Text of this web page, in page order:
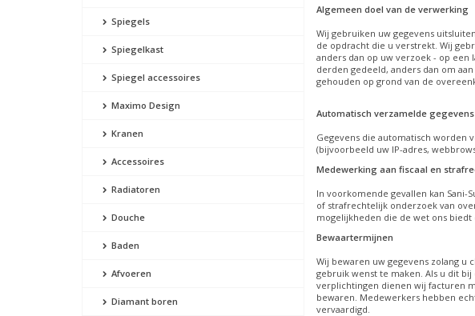
Spiegels
Spiegelkast
Spiegel accessoires
Maximo Design
Kranen
Accessoires
Radiatoren
Douche
Baden
Afvoeren
Diamant boren
Algemeen doel van de verwerking
Wij gebruiken uw gegevens
de opdracht die u verstrekt. Wij
anders dan op uw verzoek - op
derden gedeeld, anders dan om
gehouden op grond van de
Automatisch verzamelde gegevens
Gegevens die automatisch
(bijvoorbeeld uw IP-adres,
Medewerking aan fiscaal en
In voorkomende gevallen kan
of strafrechtelijk onderzoek van
mogelijkheden die de wet ons
Bewaartermijnen
Wij bewaren uw gegevens zolang
gebruik wenst te maken. Als u dit
verplichtingen dienen wij facturen
bewaren. Medewerkers hebben
vervaardigd.